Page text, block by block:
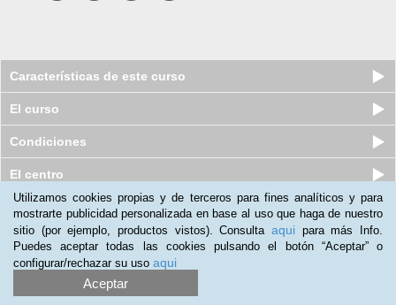
Características de este curso
El curso
Condiciones
El centro
Utilizamos cookies propias y de terceros para fines analíticos y para
mostrarte publicidad personalizada en base al uso que haga de nuestro
sitio (por ejemplo, productos vistos). Consulta aqui para más Info.
Puedes aceptar todas las cookies pulsando el botón “Aceptar” o
configurar/rechazar su uso aqui
Aceptar
Quiénes somos Preguntas frecuentes Atención al Cliente
Promociona tu negocio|Programa de Afiliación
2012-2026 Aprendum